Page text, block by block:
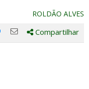
ROLDÃO ALVES
Compartilhe
Compartilhar